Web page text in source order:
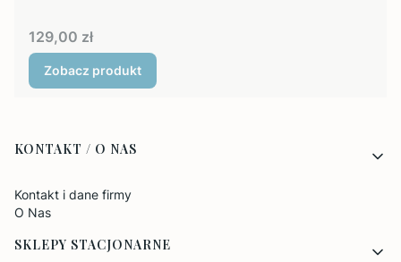
Cena
129,00 zł
Zobacz produkt
Linki w stopce
KONTAKT / O NAS
Kontakt i dane firmy
O Nas
SKLEPY STACJONARNE